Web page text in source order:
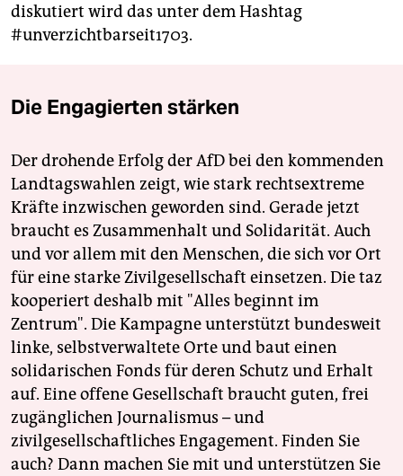
diskutiert wird das unter dem Hashtag
#unverzichtbarseit1703.
Die Engagierten stärken
Der drohende Erfolg der AfD bei den kommenden
Landtagswahlen zeigt, wie stark rechtsextreme
Kräfte inzwischen geworden sind. Gerade jetzt
braucht es Zusammenhalt und Solidarität. Auch
und vor allem mit den Menschen, die sich vor Ort
für eine starke Zivilgesellschaft einsetzen. Die taz
kooperiert deshalb mit "Alles beginnt im
Zentrum". Die Kampagne unterstützt bundesweit
linke, selbstverwaltete Orte und baut einen
solidarischen Fonds für deren Schutz und Erhalt
auf. Eine offene Gesellschaft braucht guten, frei
zugänglichen Journalismus – und
zivilgesellschaftliches Engagement. Finden Sie
auch? Dann machen Sie mit und unterstützen Sie